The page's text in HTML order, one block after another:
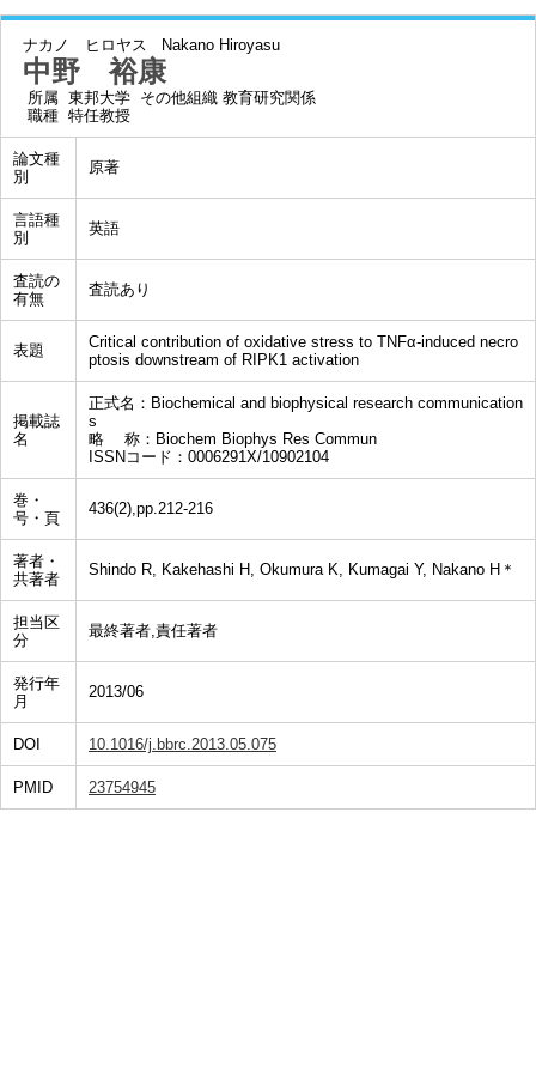
ナカノ ヒロヤス Nakano Hiroyasu
中野 裕康
所属 東邦大学 その他組織 教育研究関係
職種 特任教授
論文種
別
原著
言語種
別
英語
査読の
有無
査読あり
表題
Critical contribution of oxidative stress to TNFα-induced necro
ptosis downstream of RIPK1 activation
掲載誌
名
正式名：Biochemical and biophysical research communication
s
略 称：Biochem Biophys Res Commun
ISSNコード：0006291X/10902104
巻・
号・頁
436(2),pp.212-216
著者・
共著者
Shindo R, Kakehashi H, Okumura K, Kumagai Y, Nakano H＊
担当区
分
最終著者,責任著者
発行年
月
2013/06
DOI 10.1016/j.bbrc.2013.05.075
PMID 23754945